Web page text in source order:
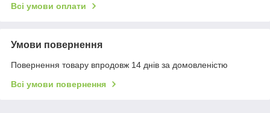
Всі умови оплати
Умови повернення
Повернення товару впродовж 14 днів за домовленістю
Всі умови повернення